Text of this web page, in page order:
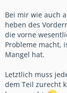
Bei mir wie auch
heben des
die vorne
Probleme macht,
Mangel hat.
Letztlich muss
dem Teil zurecht